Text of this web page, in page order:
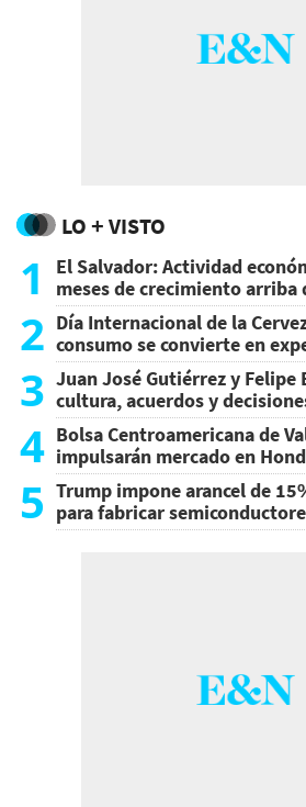
LO + VISTO
1
El Salvador: Actividad
meses de crecimiento arriba
2 Día Internacional de la
consumo se convierte en
3 Juan José Gutiérrez y Felipe
cultura, acuerdos y
4 Bolsa Centroamericana de
impulsarán mercado en
5 Trump impone arancel de
para fabricar